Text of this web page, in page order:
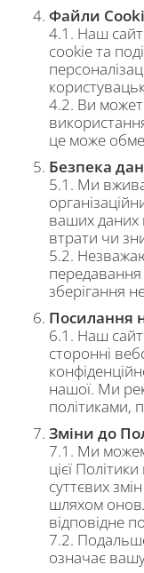
Файли
4.1. Наш
cookie та
4.2. Ви
це може
Безпека
5.1. Ми
ваших даних
втрати чи
5.2.
передавання
зберігання
Посилання
6.1. Наш
сторонні
нашої. Ми
політиками,
Зміни до
7.1. Ми
цієї
суттєвих
шляхом
відповідне
7.2.
означає